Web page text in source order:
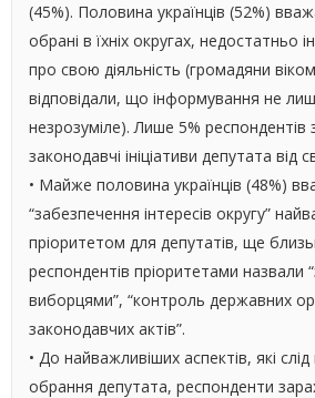
(45%). Половина українців (52%)
обрані в їхніх округах, недостатньо
про свою діяльність (громадяни
відповідали, що інформування не
незрозуміле). Лише 5%
законодавчі ініціативи депутата від
• Майже половина українців (48%)
“забезпечення інтересів округу”
пріоритетом для депутатів, ще
респондентів пріоритетами назвали
виборцями”, “контроль державних
законодавчих актів”.
• До найважливіших аспектів, які
обрання депутата, респонденти